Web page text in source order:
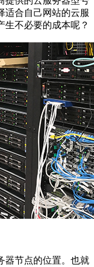
适合自己网站的云服
生不必要的成本呢？
器节点的位置。也就